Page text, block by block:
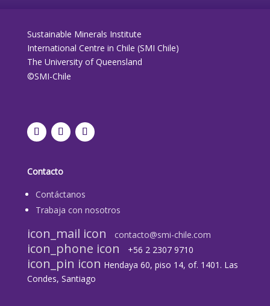
Sustainable Minerals Institute
International Centre in Chile (SMI Chile)
The University of Queensland
©SMI-Chile
Contacto
Contáctanos
Trabaja con nosotros
icon_mail icon contacto@smi-chile.com
icon_phone icon +56 2 2307 9710​
icon_pin icon Hendaya 60, piso 14, of. 1401. Las
Condes, Santiago